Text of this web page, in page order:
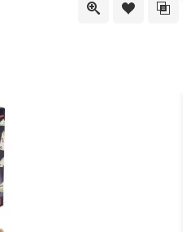
Quick ViewToevoegen